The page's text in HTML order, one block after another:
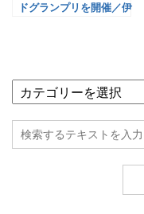
ドグランプリを開催／伊